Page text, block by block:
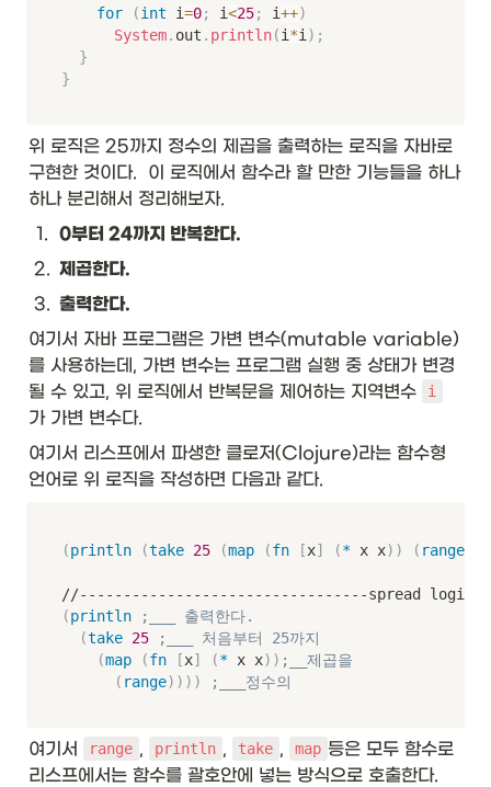
for
(int i=0; i<25; i++)
System. out . println(i *i ) ;
}
}
위 로직은 25까지 정수의 제곱을 출력하는 로직을 자바로
구현한 것이다.  이 로직에서 함수라 할 만한 기능들을 하나
하나 분리해서 정리해보자.
1. 0부터 24까지 반복한다.
2. 제곱한다.
3. 출력한다.
여기서 자바 프로그램은 가변 변수(mutable variable)
를 사용하는데, 가변 변수는 프로그램 실행 중 상태가 변경
될 수 있고, 위 로직에서 반복문을 제어하는 지역변수
i
가 가변 변수다.
여기서 리스프에서 파생한 클로저(Clojure)라는 함수형
언어로 위 로직을 작성하면 다음과 같다.
(println (take 25 (map (fn [x] (* x x) ) ( range
(println
;___ 출력한다.
(take 25
;___ 처음부터 25까지
(map (fn [x] (* x x) ) ;__제곱을
( range) ) ) ) ;___정수의
여기서 range , println , take , map 등은 모두 함수로
리스프에서는 함수를 괄호안에 넣는 방식으로 호출한다.